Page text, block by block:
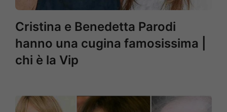
Cristina e Benedetta Parodi
hanno una cugina famosissima |
chi è la Vip